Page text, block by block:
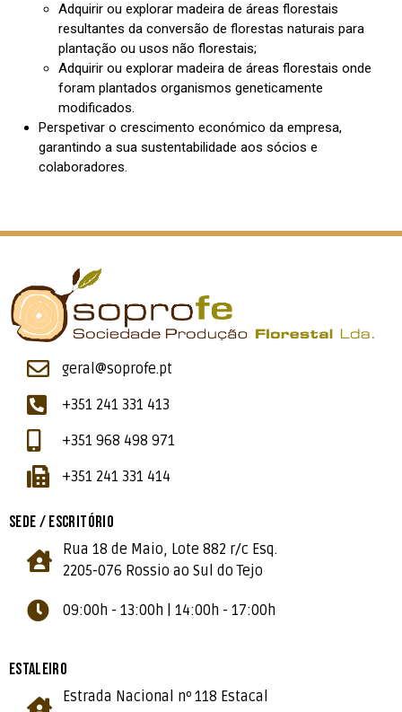
Adquirir ou explorar madeira de áreas florestais
resultantes da conversão de florestas naturais para
plantação ou usos não florestais;
Adquirir ou explorar madeira de áreas florestais onde
foram plantados organismos geneticamente
modificados.
Perspetivar o crescimento económico da empresa,
garantindo a sua sustentabilidade aos sócios e
colaboradores.
geral@soprofe.pt
+351 241 331 413
+351 968 498 971
+351 241 331 414
SEDE / ESCRITÓRIO
Rua 18 de Maio, Lote 882 r/c Esq.
2205-076 Rossio ao Sul do Tejo
09:00h - 13:00h | 14:00h - 17:00h
ESTALEIRO
Estrada Nacional nº 118 Estacal